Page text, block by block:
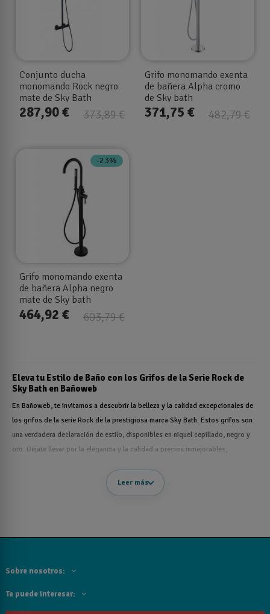
Conjunto ducha
monomando Rock negro
mate de Sky Bath
373,89 €
287,90 €
Grifo monomando exenta
de bañera Alpha cromo
de Sky bath
482,79 €
371,75 €
-23%
Grifo monomando exenta
de bañera Alpha negro
mate de Sky bath
603,79 €
464,92 €
Eleva tu Estilo de Baño con los Grifos de la Serie Rock de
Sky Bath en Bañoweb
En Bañoweb, te invitamos a descubrir la belleza y la calidad excepcionales de
los grifos de la serie Rock de la prestigiosa marca Sky Bath. Estos grifos son
una verdadera declaración de estilo, disponibles en niquel cepillado, negro y
oro. Déjate llevar por la elegancia y la calidad a precios inmejorables,
Diseño que Impacta: Elegancia en cada Detalle
Precios que te Sorprenderán: Calidad sin Romper tu
En Bañoweb, creemos que la belleza y la calidad no deben ser costosas.
Leer más
Sobre nosotros:
Te puede interesar: